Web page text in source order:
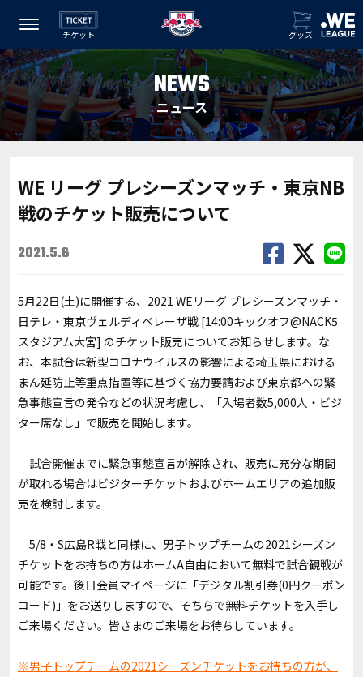
チケット グッズ
NEWS
ニュース
WE リーグ プレシーズンマッチ・東京NB
戦のチケット販売について
2021.5.6
5月22日(土)に開催する、2021 WEリーグ プレシーズンマッチ・
日テレ・東京ヴェルディベレーザ戦 [14:00キックオフ@NACK5
スタジアム大宮] のチケット販売についてお知らせします。な
お、本試合は新型コロナウイルスの影響による埼玉県における
まん延防止等重点措置等に基づく協力要請および東京都への緊
急事態宣言の発令などの状況考慮し、「入場者数5,000人・ビジ
ター席なし」で販売を開始します。
試合開催までに緊急事態宣言が解除され、販売に充分な期間
が取れる場合はビジターチケットおよびホームエリアの追加販
売を検討します。
5/8・S広島R戦と同様に、男子トップチームの2021シーズン
チケットをお持ちの方はホームA自由において無料で試合観戦が
可能です。後日会員マイページに「デジタル割引券(0円クーポン
コード)」をお送りしますので、そちらで無料チケットを入手し
ご来場ください。皆さまのご来場をお待ちしています。
※男子トップチームの2021シーズンチケットをお持ちの方が、